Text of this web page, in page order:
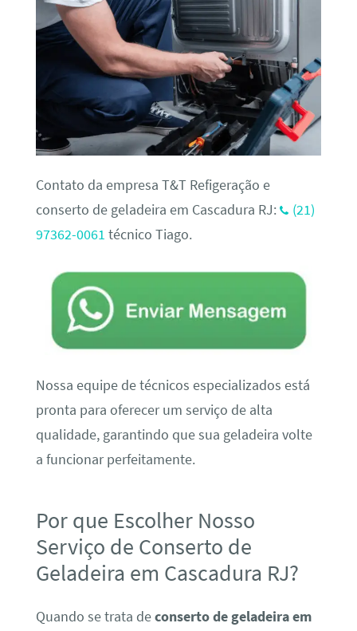
Contato da empresa T&T Refigeração e
conserto de geladeira em Cascadura RJ:
(21)
97362-0061 técnico Tiago.
Nossa equipe de técnicos especializados está
pronta para oferecer um serviço de alta
qualidade, garantindo que sua geladeira volte
a funcionar perfeitamente.
Por que Escolher Nosso
Serviço de Conserto de
Geladeira em Cascadura RJ?
Quando se trata deconserto de geladeira em